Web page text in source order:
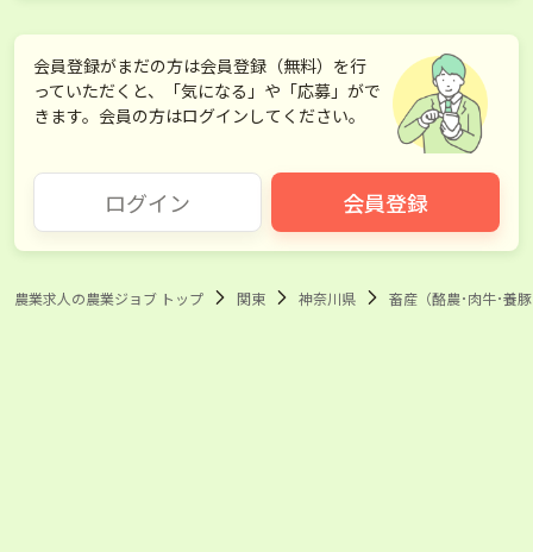
会員登録がまだの方は会員登録（無料）を行
っていただくと、「気になる」や「応募」がで
きます。会員の方はログインしてください。
ログイン 会員登録
農業求人の農業ジョブ トップ 関東 神奈川県 畜産（酪農･肉牛･養